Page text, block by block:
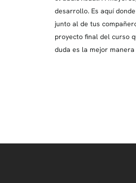
desarrollo. Es aquí
junto al de tus
proyecto final del curso
duda es la mejor